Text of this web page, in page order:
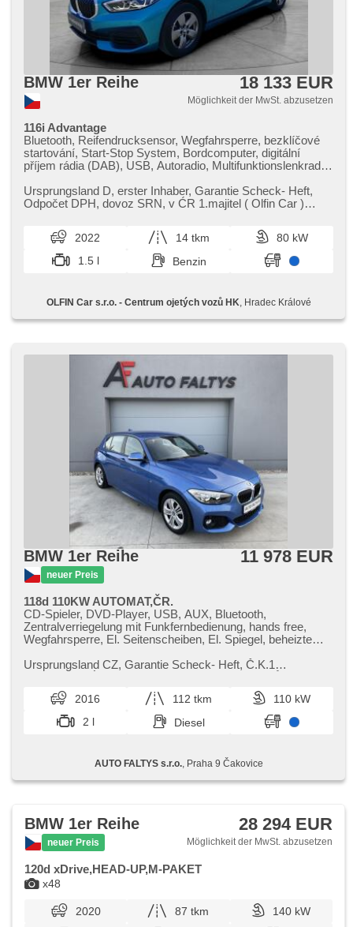
BMW 1er Reihe 18 133 EUR
Möglichkeit der MwSt. abzusetzen
116i Advantage
Bluetooth, Reifendrucksensor, Wegfahrsperre, bezklíčové
startování, Start-Stop System, Bordcomputer, digitální
příjem rádia (DAB), USB, Autoradio, Multifunktionslenkrad,
beheizte Sitze, Heckscheibenwischer, Heck LED Leuchte,
Alufelgen, beheizte Spiegel, Scheibenwischersensor,
Zentralverriegelung, 2-Zonen Klimaanlage, Vorderlichter
LED, Zentralverriegelung mit Funkfernbedienung,
Tempomat, hands free, parkovací senzory přední,
Außenthermometer, Servolenkung, Elektronisches
Geschwindigkeitsgänge, erfüllt 'EURO VI', ABS
Ursprungsland D,​ erster Inhaber,​ Garantie Scheck​- Heft,​
Odpočet DPH,​ dovoz SRN,​ v ĆR 1.majitel ( Olfin Car )
2022 14 tkm
80 kW
1.5 l
Benzin
OLFIN Car s.r.o. - Centrum ojetých vozů HK , Hradec Králové
BMW 1er Reihe
neuer Preis
11 978 EUR
118d 110KW AUTOMAT,ČR.
CD-Spieler, DVD-Player, USB, AUX, Bluetooth,
Zentralverriegelung mit Funkfernbedienung, hands free,
Wegfahrsperre, El. Seitenscheiben, El. Spiegel, beheizte
Leuchte, Heckscheibenwischer, Klimaautomatik, Teilbare
beheizte Sitze, LED denní svícení, höheneinstellbare Sitze,
Ledersitze, Lenkrad einstellbar, Multifunktionslenkrad, 6x
Airbag, Beifahrerairbagdeaktivierung, Bordcomputer,
Außenthermometer, Anhängerkupplung, Alufelgen,
Stabilitätsprogramm (ESP), Reifendrucksensor,
Servolenkung, Automatikgetriebe, Fahrkamera,
Scheibenwischersensor, Lichtsensor
Ursprungsland CZ,​ Garantie Scheck​- Heft,​ Č.K.1
VOZU A PRAVOST NAJETÝCH KILOMETRŮ.VÝHODNÉ
2016 112 tkm
110 kW
2 l
Diesel
AUTO FALTYS s.r.o., Praha 9 Čakovice
x48
BMW 1er Reihe
neuer Preis
28 294 EUR
Möglichkeit der MwSt. abzusetzen
120d xDrive,HEAD-UP,M-PAKET
2020 87 tkm
140 kW